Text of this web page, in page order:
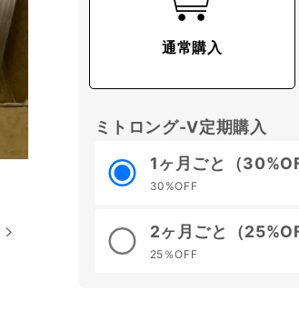
チ
ー
ジ
２
然
ケ
グ-
V
＆
チ
ー
ジ
２
然
ケ
通常購入
ミトロング-V定期購入
1ヶ月ごと（
30%OFF
2ヶ月ごと（
25％OFF